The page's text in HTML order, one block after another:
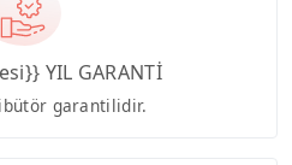
YIL GARANTİ
garantilidir.